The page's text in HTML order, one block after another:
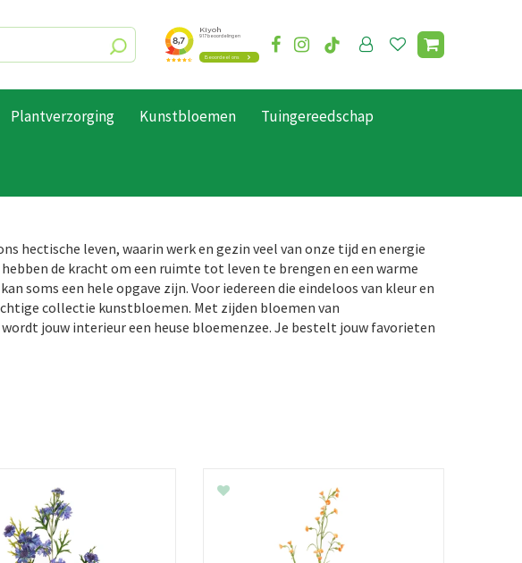
Plantverzorging Kunstbloemen Tuingereedschap
hectische leven, waarin werk en gezin veel van onze tijd en energie
de kracht om een ruimte tot leven te brengen en een warme
soms een hele opgave zijn. Voor iedereen die eindeloos van kleur en
collectie kunstbloemen. Met zijden bloemen van
jouw interieur een heuse bloemenzee. Je bestelt jouw favorieten